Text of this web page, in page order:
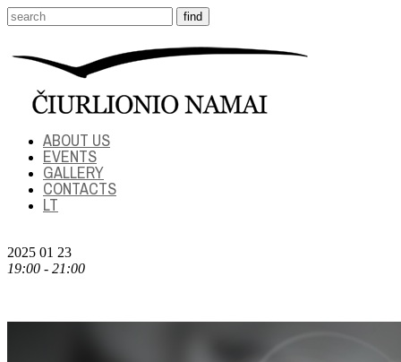
ABOUT US
EVENTS
GALLERY
CONTACTS
LT
2025 01 23
19:00 - 21:00